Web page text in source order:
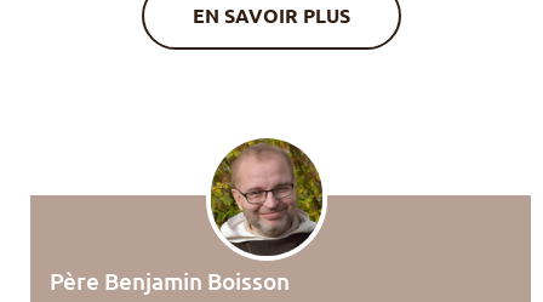
EN SAVOIR PLUS
Père Benjamin Boisson